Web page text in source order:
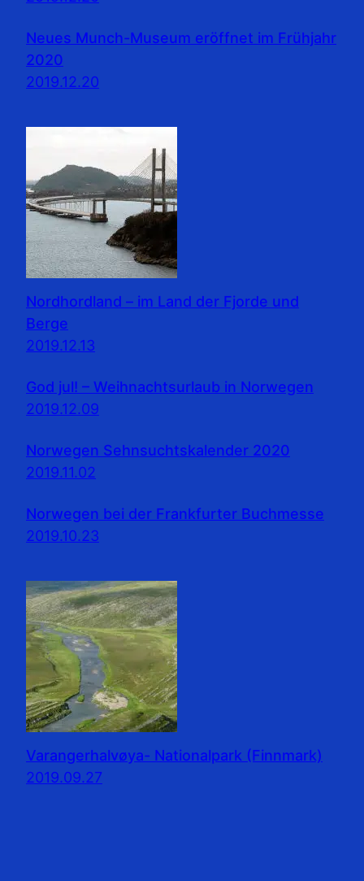
Neues Munch-Museum eröffnet im Frühjahr
2020
2019.12.20
Nordhordland – im Land der Fjorde und
Berge
2019.12.13
God jul! – Weihnachtsurlaub in Norwegen
2019.12.09
Norwegen Sehnsuchtskalender 2020
2019.11.02
Norwegen bei der Frankfurter Buchmesse
2019.10.23
Varangerhalvøya- Nationalpark (Finnmark)
2019.09.27